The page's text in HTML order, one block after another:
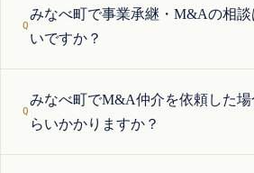
みなべ町で事業承継・M&Aの相
いですか？
みなべ町でM&A仲介を依頼した場
らいかかりますか？